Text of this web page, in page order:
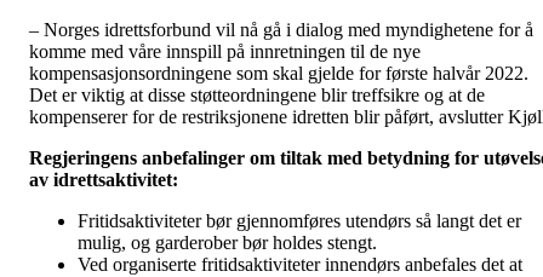
– Norges idrettsforbund vil nå gå i dialog med myndighetene for å
komme med våre innspill på innretningen til de nye
kompensasjonsordningene som skal gjelde for første halvår 2022.
Det er viktig at disse støtteordningene blir treffsikre og at de
kompenserer for de restriksjonene idretten blir påført, avslutter
Regjeringens anbefalinger om tiltak med betydning for
av idrettsaktivitet:
Fritidsaktiviteter bør gjennomføres utendørs så langt det er
mulig, og garderober bør holdes stengt.
Ved organiserte fritidsaktiviteter innendørs anbefales det at